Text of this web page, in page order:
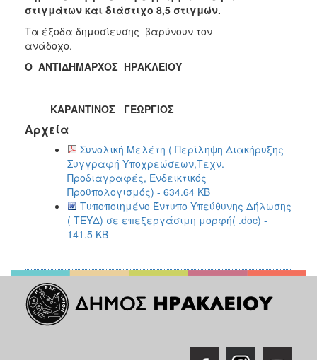
στιγμάτων και διάστιχο 8,5 στιγμών.
Τα έξοδα δημοσίευσης βαρύνουν τον
ανάδοχο.
Ο ΑΝΤΙΔΗΜΑΡΧΟΣ ΗΡΑΚΛΕΙΟΥ
ΚΑΡΑΝΤΙΝΟΣ ΓΕΩΡΓΙΟΣ
Αρχεία
Συνολική Μελέτη ( Περίληψη Διακήρυξης
Συγγραφή Υποχρεώσεων,Τεχν.
Προδιαγραφές, Ενδεικτικός
Προϋπολογισμός) - 634.64 KB
Τυποποιημένο Έντυπο Υπεύθυνης Δήλωσης
( ΤΕΥΔ) σε επεξεργάσιμη μορφή( .doc) -
141.5 KB